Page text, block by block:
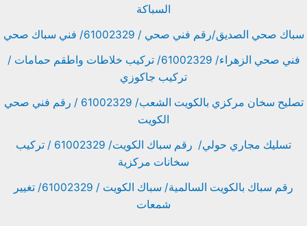
السباكة
سباك صحي الصديق/رقم فني صحي / 61002329/ فني سباك صحي
فني صحي الزهراء/ 61002329/ تركيب خلاطات واطقم حمامات /
تركيب جاكوزي
تصليح سخان مركزي بالكويت الشعب/ 61002329 / رقم فني صحي
الكويت
تسليك مجاري حولي/ رقم سباك الكويت/ 61002329 / تركيب
سخانات مركزية
رقم سباك بالكويت السالمية/ سباك الكويت / 61002329/ تغيير
شمعات